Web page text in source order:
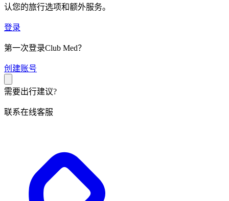
认您的旅行选项和额外服务。
登录
第一次登录Club Med？
创 建账号
需要出行建议?
联系在线客服